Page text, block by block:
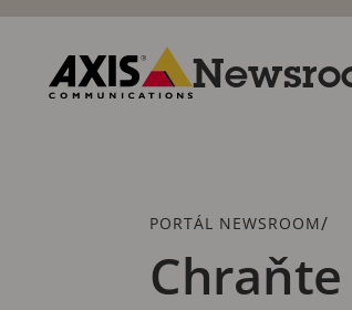
Přeskočit
obsahu
Drobečková
PORTÁL NEWSROOM/